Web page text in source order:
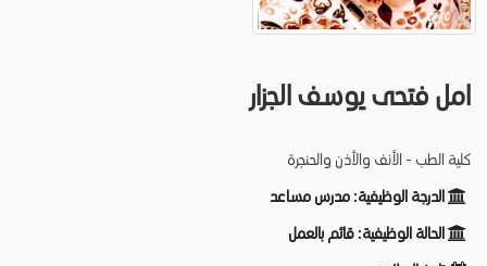
امل فتحى يوسف الجزار
كلية الطب - الأنف والأذن والحنجرة
الدرجة الوظيفية: مدرس مساعد
الحالة الوظيفية: قائم بالعمل